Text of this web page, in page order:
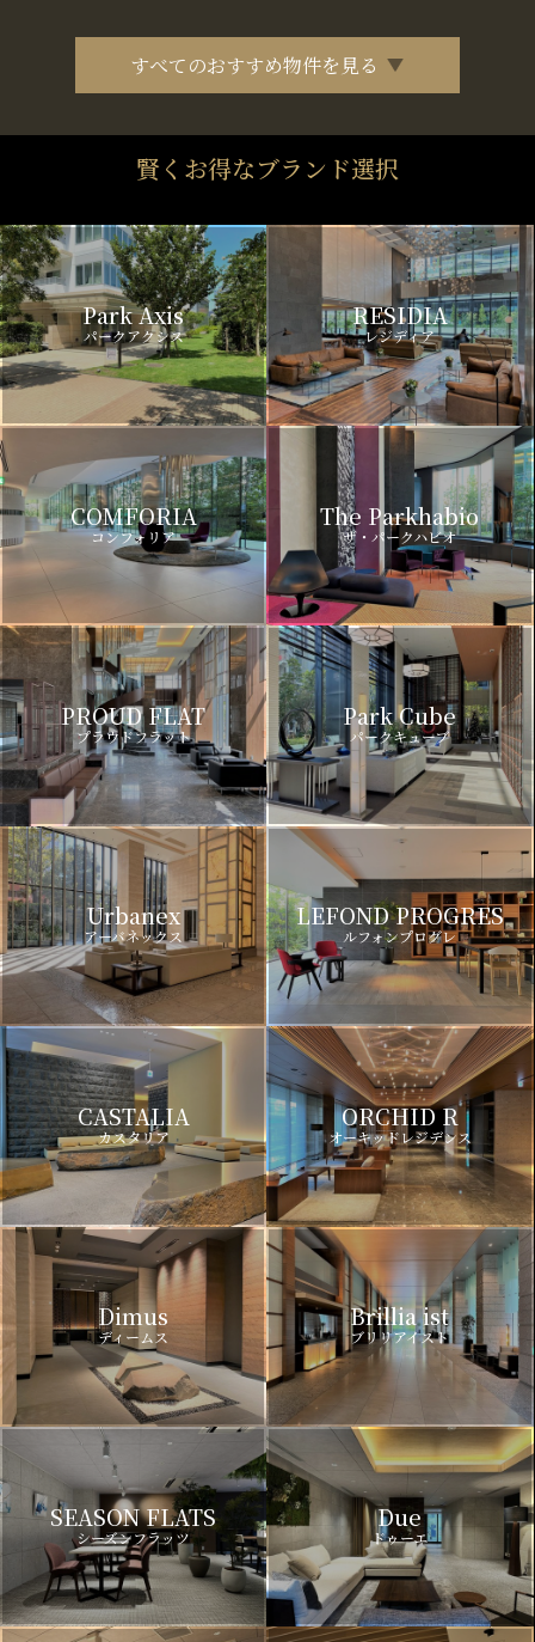
すべてのおすすめ物件を見る
賢くお得なブランド選択
Park Axis
パークアクシス
RESIDIA
レジディア
COMFORIA
コンフォリア
The Parkhabio
ザ・パークハビオ
PROUD FLAT
プラウドフラット
Park Cube
パークキューブ
Urbanex
アーバネックス
LEFOND PROGRES
ルフォンプログレ
CASTALIA
カスタリア
ORCHID R
オーキッドレジデンス
Dimus
ディームス
Brillia ist
ブリリアイスト
SEASON FLATS
シーズンフラッツ
Due
ドゥーエ